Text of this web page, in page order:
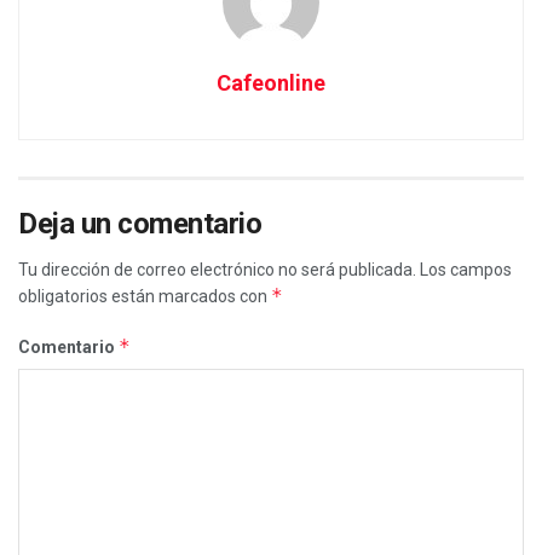
Cafeonline
Deja un comentario
Tu dirección de correo electrónico no será publicada. Los campos
obligatorios están marcados con *
Comentario *